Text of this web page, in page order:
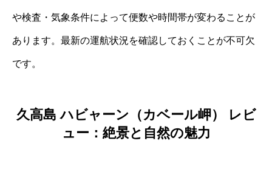
や検査・気象条件によって便数や時間帯が変わることが
あります。最新の運航状況を確認しておくことが不可欠
です。
久高島 ハビャーン（カベール岬） レビ
ュー：絶景と自然の魅力